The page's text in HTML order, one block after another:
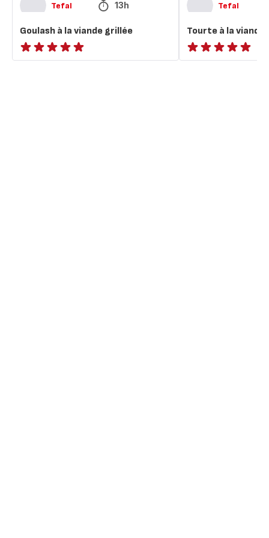
Tefal 13h
Goulash à la viande grillée
ratings.NaN
Tefal
Tourte à la viande
ratings.NaN